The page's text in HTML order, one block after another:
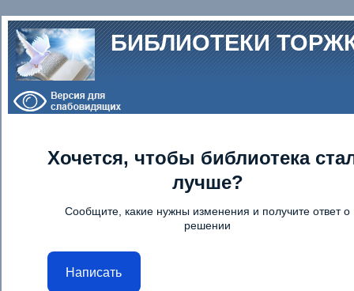
Перейти к основному содержанию
БИБЛИОТЕКИ
Хочется, чтобы библиотека
лучше?
Сообщите, какие нужны изменения и получите ответ о
решении
Написать